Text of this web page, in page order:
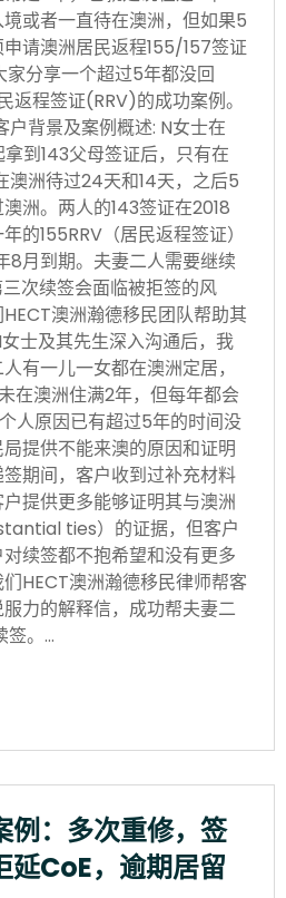
或者一直待在澳洲，但如果5
请澳洲居民返程155/157签证
家分享一个超过5年都没回
返程签证(RRV)的成功案例。
背景及案例概述: N女士在
到143父母签证后，只有在
澳洲待过24天和14天，之后5
洲。两人的143签证在2018
的155RRV（居民返程签证）
8月到期。夫妻二人需要继续
次续签会面临被拒签的风
澳洲瀚德移民团队帮助其
士及其先生深入沟通后，我
有一儿一女都在澳洲定居，
在澳洲住满2年，但每年都会
人原因已有超过5年的时间没
提供不能来澳的原因和证明
期间，客户收到过补充材料
提供更多能够证明其与澳洲
ties）的证据，但客户
续签都不抱希望和没有更多
HECT澳洲瀚德移民律师帮客
力的解释信，成功帮夫妻二
签。…
例：多次重修，签
延CoE，逾期居留